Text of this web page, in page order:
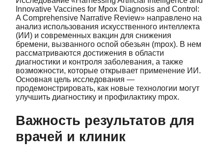
Innovative Vaccines for Mpox Diagnosis and Control:
A Comprehensive Narrative Review» направлено на
анализ использования искусственного интеллекта
(ИИ) и современных вакцин для снижения
бремени, вызванного оспой обезьян (mpox). В нем
рассматриваются достижения в области
диагностики и контроля заболевания, а также
возможности, которые открывает применение ИИ.
Основная цель исследования —
продемонстрировать, как новые технологии могут
улучшить диагностику и профилактику mpox.
Важность результатов для
врачей и клиник